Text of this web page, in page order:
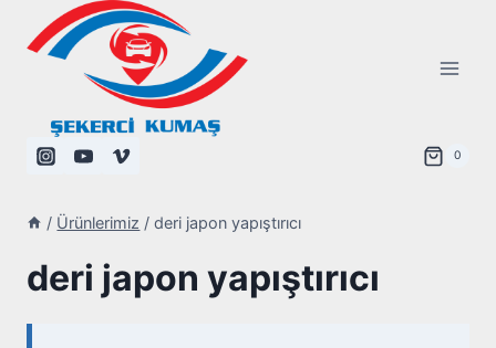
0
/ Ürünlerimiz / deri japon yapıştırıcı
deri japon yapıştırıcı